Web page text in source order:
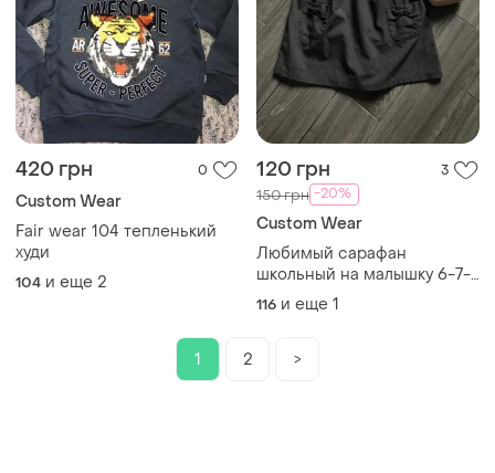
420 грн 0
Сustom Wear
Fair wear 104 тепленький
худи
104 и еще 2
120 грн 3
150 грн -20%
Сustom Wear
Любимый сарафан
школьный на малышку 6-7-
8 ль
116 и еще 1
1 2 >